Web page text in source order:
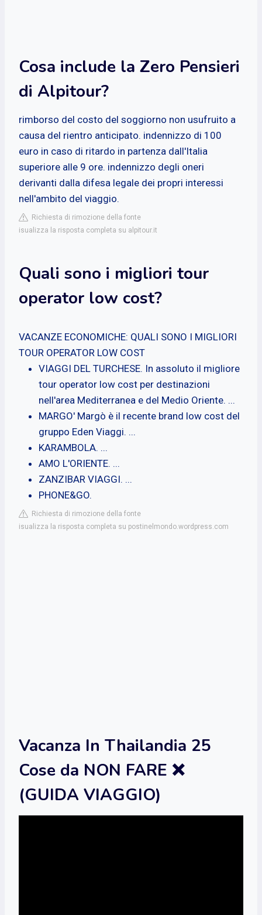
Cosa include la Zero Pensieri
di Alpitour?
rimborso del costo del soggiorno non usufruito a
causa del rientro anticipato. indennizzo di 100
euro in caso di ritardo in partenza dall'Italia
superiore alle 9 ore. indennizzo degli oneri
derivanti dalla difesa legale dei propri interessi
nell'ambito del viaggio.
Richiesta di rimozione della fonte
isualizza la risposta completa su alpitour.it
Quali sono i migliori tour
operator low cost?
VACANZE ECONOMICHE: QUALI SONO I MIGLIORI
TOUR OPERATOR LOW COST
VIAGGI DEL TURCHESE. In assoluto il migliore
tour operator low cost per destinazioni
nell'area Mediterranea e del Medio Oriente. ...
MARGO' Margò è il recente brand low cost del
gruppo Eden Viaggi. ...
KARAMBOLA. ...
AMO L'ORIENTE. ...
ZANZIBAR VIAGGI. ...
PHONE&GO.
Richiesta di rimozione della fonte
isualizza la risposta completa su postinelmondo.wordpress.com
Vacanza In Thailandia 25
Cose da NON FARE ❌
(GUIDA VIAGGIO)